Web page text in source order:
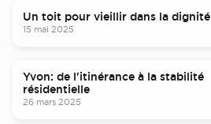
Un toit pour vieillir dans la dignité
15 mai 2025
Yvon: de l'itinérance à la stabilité
résidentielle
26 mars 2025